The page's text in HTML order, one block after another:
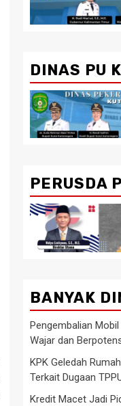
DINAS PU
PERUSDA
BANYAK
Pengembalian
Wajar dan
KPK Geledah
Terkait Dugaan
Kredit Macet Jadi